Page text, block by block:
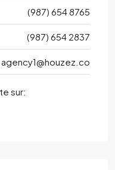
(987) 654 8765
(987) 654 2837
agency1@houzez.co
sur: